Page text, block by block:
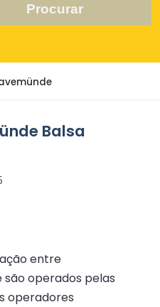
Procurar
Balsa
entre
operados pelas
operadores